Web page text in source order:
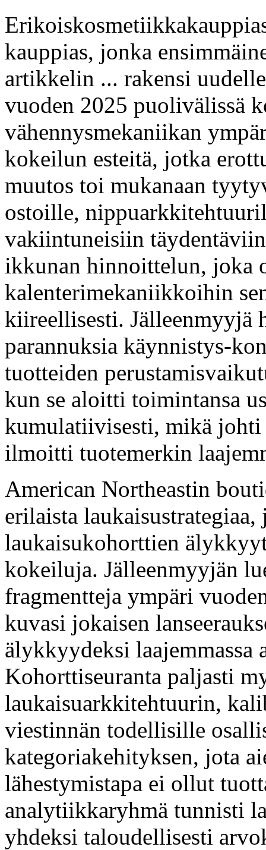
kauppias, jonka
artikkelin ... rakensi
vuoden 2025 puolivälissä
vähennysmekaniikan
kokeilun esteitä, jotka
muutos toi mukanaan
ostoille,
vakiintuneisiin
ikkunan hinnoittelun, joka
kalenterimekaniikkoihin
kiireellisesti. Jälleenmyyjä
parannuksia käynnistys-
tuotteiden
kun se aloitti toimintansa
kumulatiivisesti, mikä johti
ilmoitti tuotemerkin
American Northeastin
erilaista
laukaisukohorttien
kokeiluja. Jälleenmyyjän
fragmentteja ympäri
kuvasi jokaisen
älykkyydeksi laajemmassa
Kohorttiseuranta paljasti
laukaisuarkkitehtuurin,
viestinnän todellisille
kategoriakehityksen, jota
lähestymistapa ei ollut
analytiikkaryhmä tunnisti
yhdeksi taloudellisesti